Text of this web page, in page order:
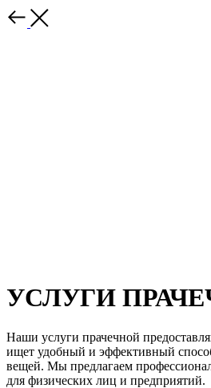
УСЛУГИ
Наши услуги прачечной
ищет удобный и эффективный
вещей. Мы предлагаем
для физических лиц и предприятий.